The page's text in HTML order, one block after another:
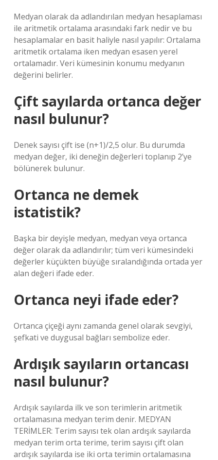
Medyan olarak da adlandırılan medyan hesaplaması
ile aritmetik ortalama arasındaki fark nedir ve bu
hesaplamalar en basit haliyle nasıl yapılır: Ortalama
aritmetik ortalama iken medyan esasen yerel
ortalamadır. Veri kümesinin konumu medyanın
değerini belirler.
Çift sayılarda ortanca değer
nasıl bulunur?
Denek sayısı çift ise (n+1)/2,5 olur. Bu durumda
medyan değer, iki deneğin değerleri toplanıp 2’ye
bölünerek bulunur.
Ortanca ne demek
istatistik?
Başka bir deyişle medyan, medyan veya ortanca
değer olarak da adlandırılır; tüm veri kümesindeki
değerler küçükten büyüğe sıralandığında ortada yer
alan değeri ifade eder.
Ortanca neyi ifade eder?
Ortanca çiçeği aynı zamanda genel olarak sevgiyi,
şefkati ve duygusal bağları sembolize eder.
Ardışık sayıların ortancası
nasıl bulunur?
Ardışık sayılarda ilk ve son terimlerin aritmetik
ortalamasına medyan terim denir. MEDYAN
TERİMLER: Terim sayısı tek olan ardışık sayılarda
medyan terim orta terime, terim sayısı çift olan
ardışık sayılarda ise iki orta terimin ortalamasına